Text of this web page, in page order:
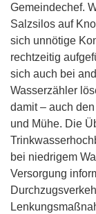
Gemeindechef.
Salzsilos auf
sich unnötige
rechtzeitig
sich auch bei
Wasserzähler
damit – auch
und Mühe. Die
bei niedrigem
Versorgung